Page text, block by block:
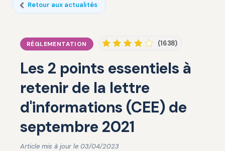
Retour aux actualités
RÉGLEMENTATION (1638)
Les 2 points essentiels à
retenir de la lettre
d'informations (CEE) de
septembre 2021
Article mis à jour le 03/04/2023